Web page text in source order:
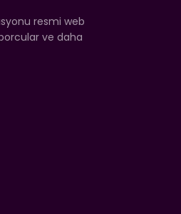
resmi web
ve daha